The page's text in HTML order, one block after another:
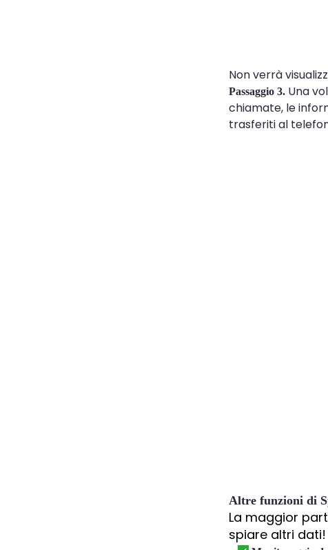
Non verrà
Passaggio 3. Una
chiamate, le
trasferiti al
Altre funzioni di
La maggior
spiare altri